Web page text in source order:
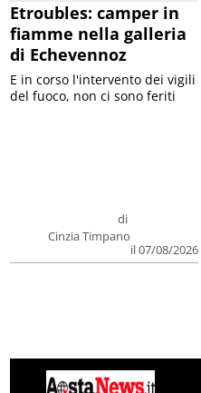
Etroubles: camper in
fiamme nella galleria
di Echevennoz
di
Cinzia Timpano
il 07/08/2026
E in corso l'intervento dei vigili
del fuoco, non ci sono feriti